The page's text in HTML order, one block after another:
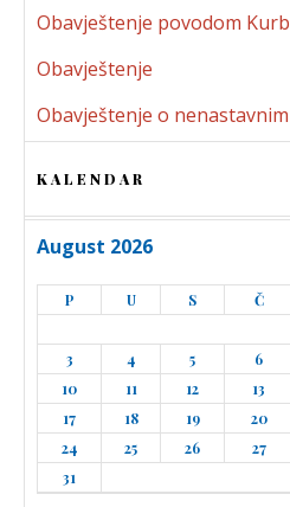
Obavještenje povodom
Obavještenje
Obavještenje o
KALENDAR
August 2026
P U S Č
3
4 5 6
10
11 12 13
17
18 19 20
24
25 26 27
31